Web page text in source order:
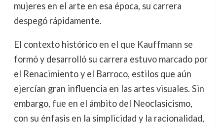
mujeres en el arte en esa época, su carrera
despegó rápidamente.
El contexto histórico en el que Kauffmann se
formó y desarrolló su carrera estuvo marcado por
el Renacimiento y el Barroco, estilos que aún
ejercían gran influencia en las artes visuales. Sin
embargo, fue en el ámbito del Neoclasicismo,
con su énfasis en la simplicidad y la racionalidad,